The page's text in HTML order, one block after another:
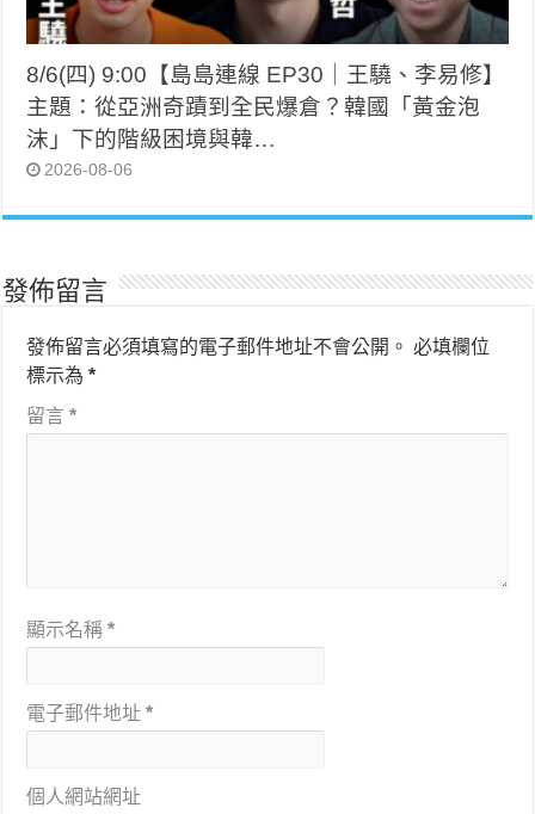
8/6(四) 9:00【島島連線 EP30｜王驍、李易修】
主題：從亞洲奇蹟到全民爆倉？韓國「黃金泡
沫」下的階級困境與韓…
2026-08-06
發佈留言
發佈留言必須填寫的電子郵件地址不會公開。 必填欄位
標示為*
留言*
顯示名稱*
電子郵件地址*
個人網站網址